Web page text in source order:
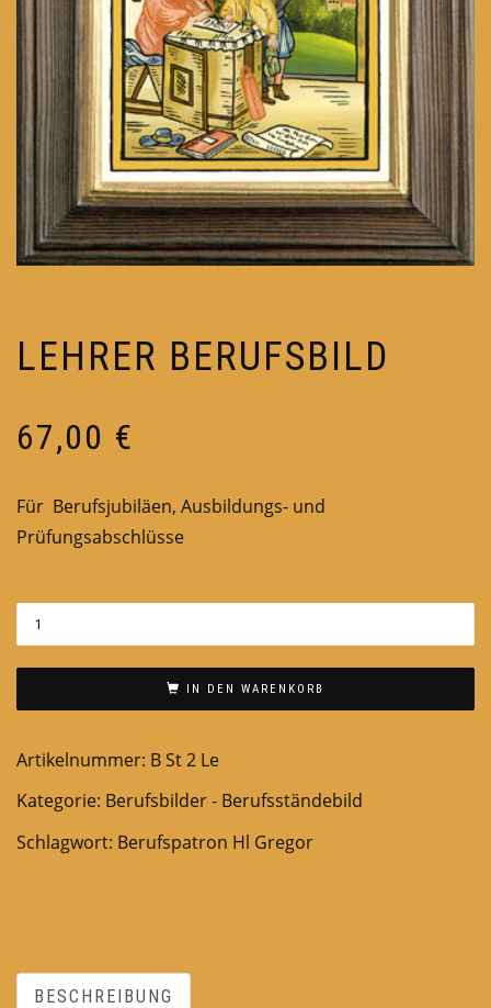
LEHRER BERUFSBILD
67,00 €
Für Berufsjubiläen, Ausbildungs- und
Prüfungsabschlüsse
IN DEN WARENKORB
Artikelnummer: B St 2 Le
Kategorie: Berufsbilder - Berufsständebild
Schlagwort: Berufspatron Hl Gregor
BESCHREIBUNG